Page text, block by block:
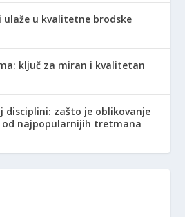
ulaže u kvalitetne brodske
ključ za miran i kvalitetan
disciplini: zašto je oblikovanje
najpopularnijih tretmana